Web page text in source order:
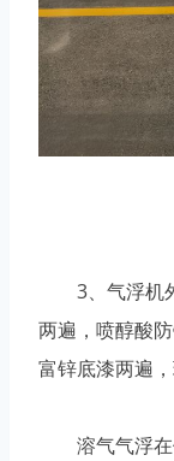
3、气浮机外
两遍，喷醇酸
富锌底漆两遍
溶气气浮在